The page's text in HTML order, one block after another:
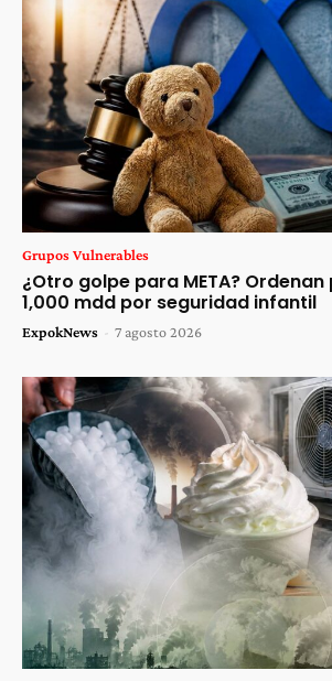
Grupos Vulnerables
¿Otro golpe para META?
1,000 mdd por seguridad infantil
ExpokNews - 7 agosto 2026